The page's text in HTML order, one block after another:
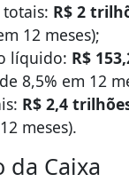
totais: R$ 2
12 meses);
líquido: R$
8,5% em 12
R$ 2,4
meses).
da Caixa